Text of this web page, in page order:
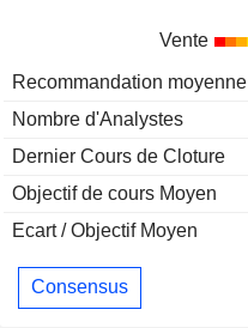
Vente
Recommandation moyenne
Nombre d'Analystes
Dernier Cours de Cloture
Objectif de cours Moyen
Ecart / Objectif Moyen
Consensus